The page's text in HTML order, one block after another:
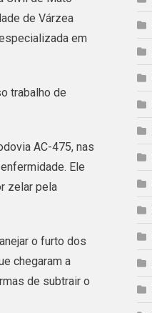
de Várzea
em
trabalho de
AC-475, nas
Ele
zelar pela
o furto dos
chegaram a
de subtrair o